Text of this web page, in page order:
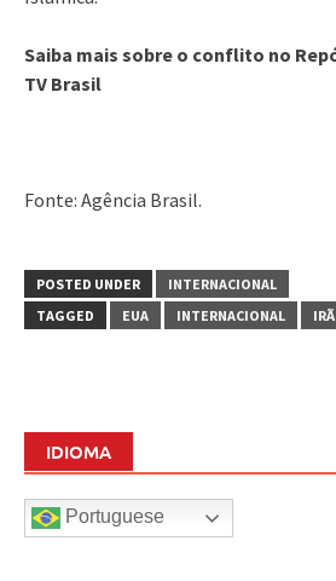
Saiba mais sobre o conflito no
TV Brasil
Fonte: Agência Brasil.
POSTED UNDER
INTERNACIONAL
TAGGED
EUA INTERNACIONAL IRÃ
IDIOMA
Portuguese